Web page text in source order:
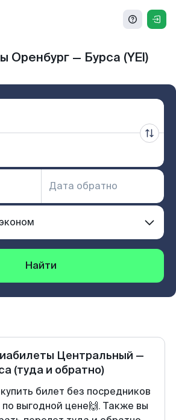
Оренбург — Бурса (YEI)
Найти
Центральный —
(туда и обратно)
билет без посредников
выгодной цене🙌. Также вы